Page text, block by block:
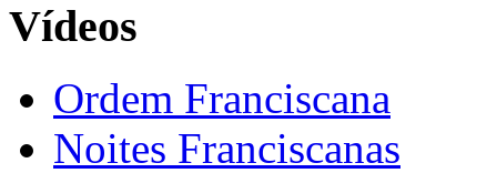
Vídeos
Ordem Franciscana
Noites Franciscanas